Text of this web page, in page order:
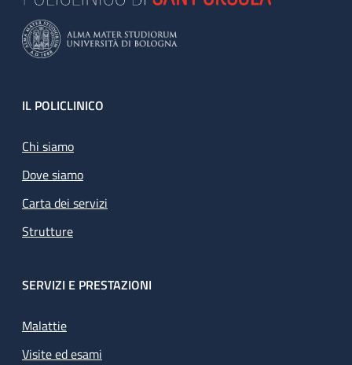
Footer
IL POLICLINICO
Chi siamo
Dove siamo
Carta dei servizi
Strutture
SERVIZI E PRESTAZIONI
Malattie
Visite ed esami